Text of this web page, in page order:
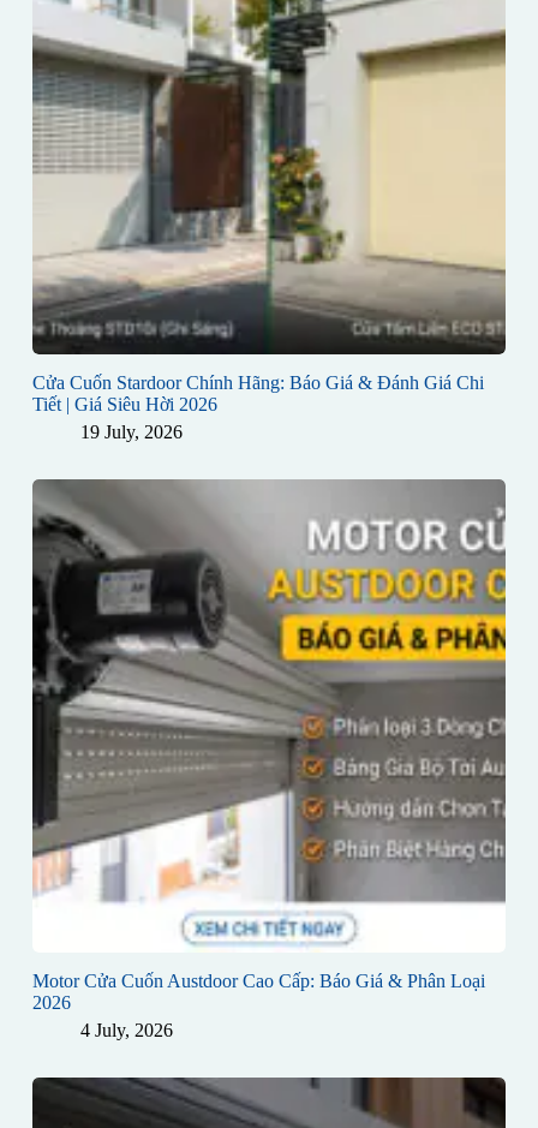
Cửa Cuốn Stardoor Chính Hãng: Báo Giá & Đánh Giá Chi
Tiết | Giá Siêu Hời 2026
19 July, 2026
Motor Cửa Cuốn Austdoor Cao Cấp: Báo Giá & Phân Loại
2026
4 July, 2026